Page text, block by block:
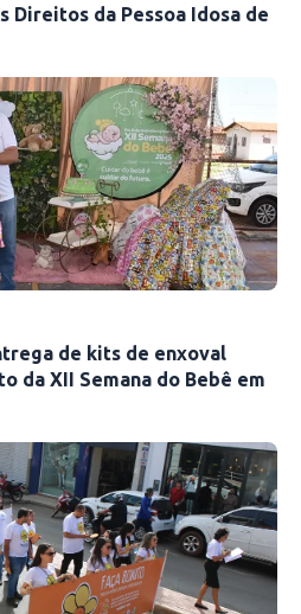
Direitos da Pessoa Idosa de
de kits de enxoval
da XII Semana do Bebê em